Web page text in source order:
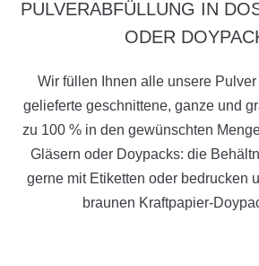
PULVERABFÜLLUNG IN
ODER
Wir füllen Ihnen alle unsere
gelieferte geschnittene, ganze und
zu 100 % in den gewünschten
Gläsern oder Doypacks: die
gerne mit Etiketten oder bedrucken
braunen Kraftpapier-